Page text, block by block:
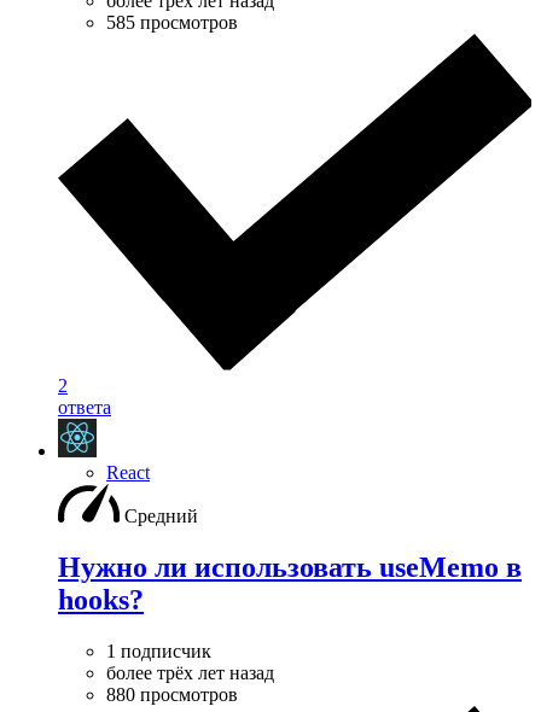
585 просмотров
2
ответа
React
Средний
Нужно ли использовать useMemo в
hooks?
1 подписчик
более трёх лет назад
880 просмотров